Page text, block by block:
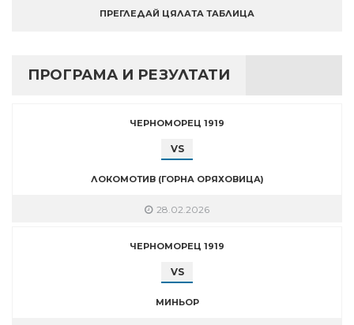
ПРЕГЛЕДАЙ ЦЯЛАТА ТАБЛИЦА
ПРОГРАМА И РЕЗУЛТАТИ
ЧЕРНОМОРЕЦ 1919
VS
ЛОКОМОТИВ (ГОРНА ОРЯХОВИЦА)
28.02.2026
ЧЕРНОМОРЕЦ 1919
VS
МИНЬОР